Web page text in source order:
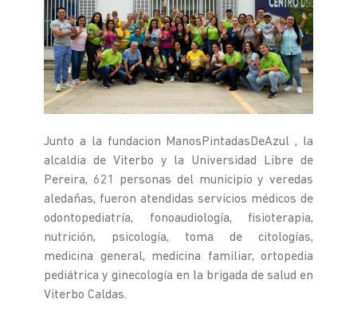
Junto a la fundacion ManosPintadasDeAzul , la
alcaldia de Viterbo y la Universidad Libre de
Pereira, 621 personas del municipio y veredas
aledañas, fueron atendidas servicios médicos de
odontopediatría, fonoaudiología, fisioterapia,
nutrición, psicología, toma de citologías,
medicina general, medicina familiar, ortopedia
pediátrica y ginecología en la brigada de salud en
Viterbo Caldas.